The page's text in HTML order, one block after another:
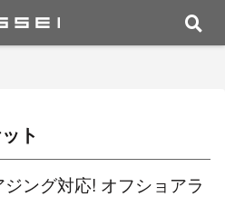
ト
ング対応! オフショアラ